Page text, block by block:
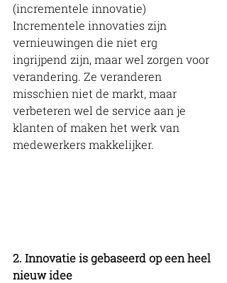
(incrementele innovatie)
Incrementele innovaties zijn
vernieuwingen die niet erg
ingrijpend zijn, maar wel zorgen voor
verandering. Ze veranderen
misschien niet de markt, maar
verbeteren wel de service aan je
klanten of maken het werk van
medewerkers makkelijker.
2. Innovatie is gebaseerd op een heel
nieuw idee